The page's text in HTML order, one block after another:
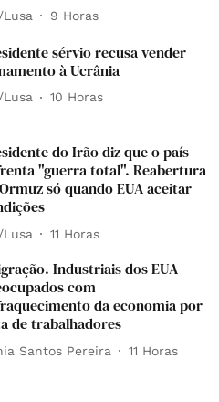
Lusa 9 Horas
sérvio recusa vender
à Ucrânia
Lusa 10 Horas
do Irão diz que o país
"guerra total". Reabertura
só quando EUA aceitar
Lusa 11 Horas
Industriais dos EUA
com
da economia por
de trabalhadores
Santos Pereira 11 Horas